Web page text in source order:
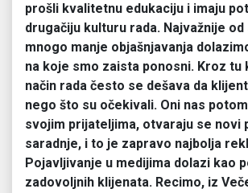
prošli kvalitetnu edukaciju i imaju
drugačiju kulturu rada. Najvažnije od
mnogo manje objašnjavanja
na koje smo zaista ponosni. Kroz tu
način rada često se dešava da
nego što su očekivali. Oni nas
svojim prijateljima, otvaraju se novi
saradnje, i to je zapravo najbolja
Pojavljivanje u medijima dolazi kao
zadovoljnih klijenata. Recimo, iz